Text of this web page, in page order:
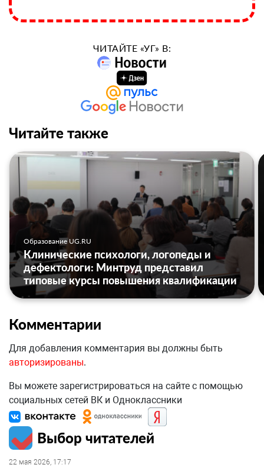
ЧИТАЙТЕ «УГ» В:
Читайте также
Образование UG.RU
Клинические психологи, логопеды и
дефектологи: Минтруд представил
типовые курсы повышения квалификации
Комментарии
Для добавления комментария вы должны быть
авторизированы.
Вы можете зарегистрироваться на сайте с помощью
социальных сетей ВК и Одноклассники
Выбор читателей
22 мая 2026, 17:17